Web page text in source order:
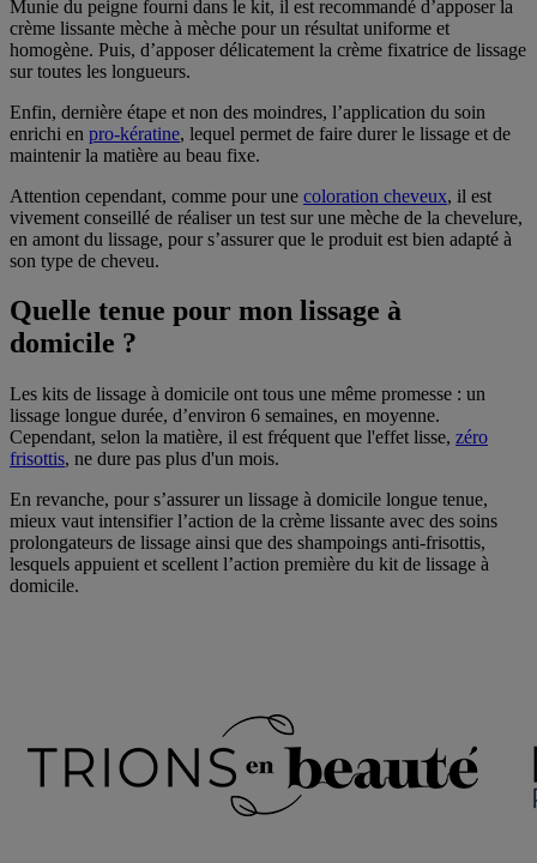
Munie du peigne fourni dans le kit, il est recommandé d’apposer la
crème lissante mèche à mèche pour un résultat uniforme et
homogène. Puis, d’apposer délicatement la crème fixatrice de lissage
sur toutes les longueurs.
Enfin, dernière étape et non des moindres, l’application du soin
enrichi en pro-kératine, lequel permet de faire durer le lissage et de
maintenir la matière au beau fixe.
Attention cependant, comme pour une coloration cheveux, il est
vivement conseillé de réaliser un test sur une mèche de la chevelure,
en amont du lissage, pour s’assurer que le produit est bien adapté à
son type de cheveu.
Quelle tenue pour mon lissage à
domicile ?
Les kits de lissage à domicile ont tous une même promesse : un
lissage longue durée, d’environ 6 semaines, en moyenne.
Cependant, selon la matière, il est fréquent que l'effet lisse, zéro
frisottis, ne dure pas plus d'un mois.
En revanche, pour s’assurer un lissage à domicile longue tenue,
mieux vaut intensifier l’action de la crème lissante avec des soins
prolongateurs de lissage ainsi que des shampoings anti-frisottis,
lesquels appuient et scellent l’action première du kit de lissage à
domicile.